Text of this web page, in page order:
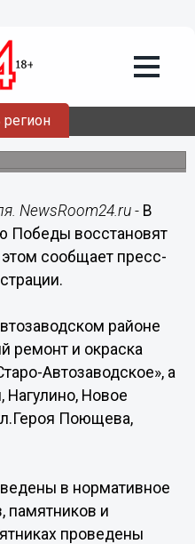
восстановят в
Дню Победы
во всех районах
NewsRoom24.ru - В
Победы восстановят
сообщает пресс-
районе
ремонт и окраска
Автозаводское», а
Нагулино, Новое
Поющева,
в нормативное
памятников и
проведены